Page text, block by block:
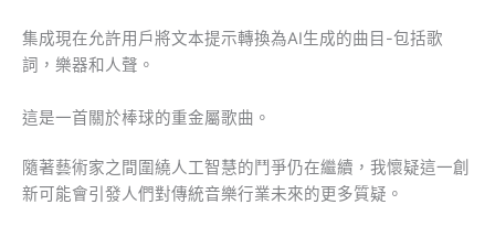
集成現在允許用戶將文本提示轉換為AI生成的曲目-包括歌
詞，樂器和人聲。
這是一首關於棒球的重金屬歌曲。
隨著藝術家之間圍繞人工智慧的鬥爭仍在繼續，我懷疑這一創
新可能會引發人們對傳統音樂行業未來的更多質疑。